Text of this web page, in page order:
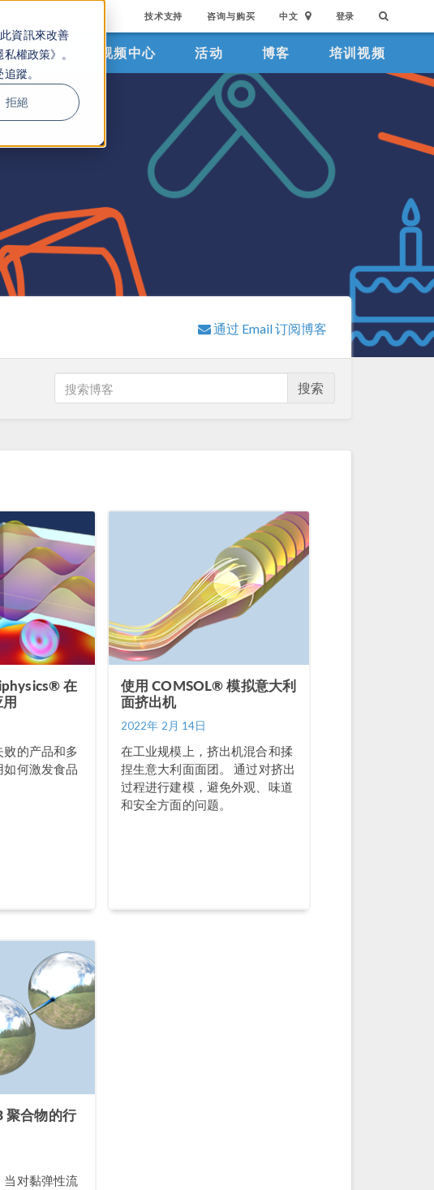
資訊來改善
權政策》。
蹤。
拒絕
技术支持 咨询与购买 中文 登录
行业应用 视频中心 活动 博客 培训视频
通过 Email 订阅博客
搜索
在
败的产品和多
何激发食品
使用 COMSOL® 模拟意大利
面挤出机
2022年 2月 14日
在工业规模上，挤出机混合和揉
捏生意大利面面团。 通过对挤出
过程进行建模，避免外观、味道
和安全方面的问题。
聚合物的行
当对黏弹性流